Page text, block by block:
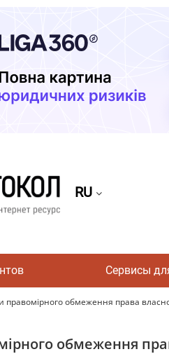
RU
Сервисы
правомірного обмеження права
обмеження